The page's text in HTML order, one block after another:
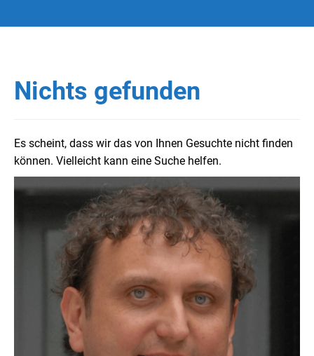
Nichts gefunden
Es scheint, dass wir das von Ihnen Gesuchte nicht finden
können. Vielleicht kann eine Suche helfen.